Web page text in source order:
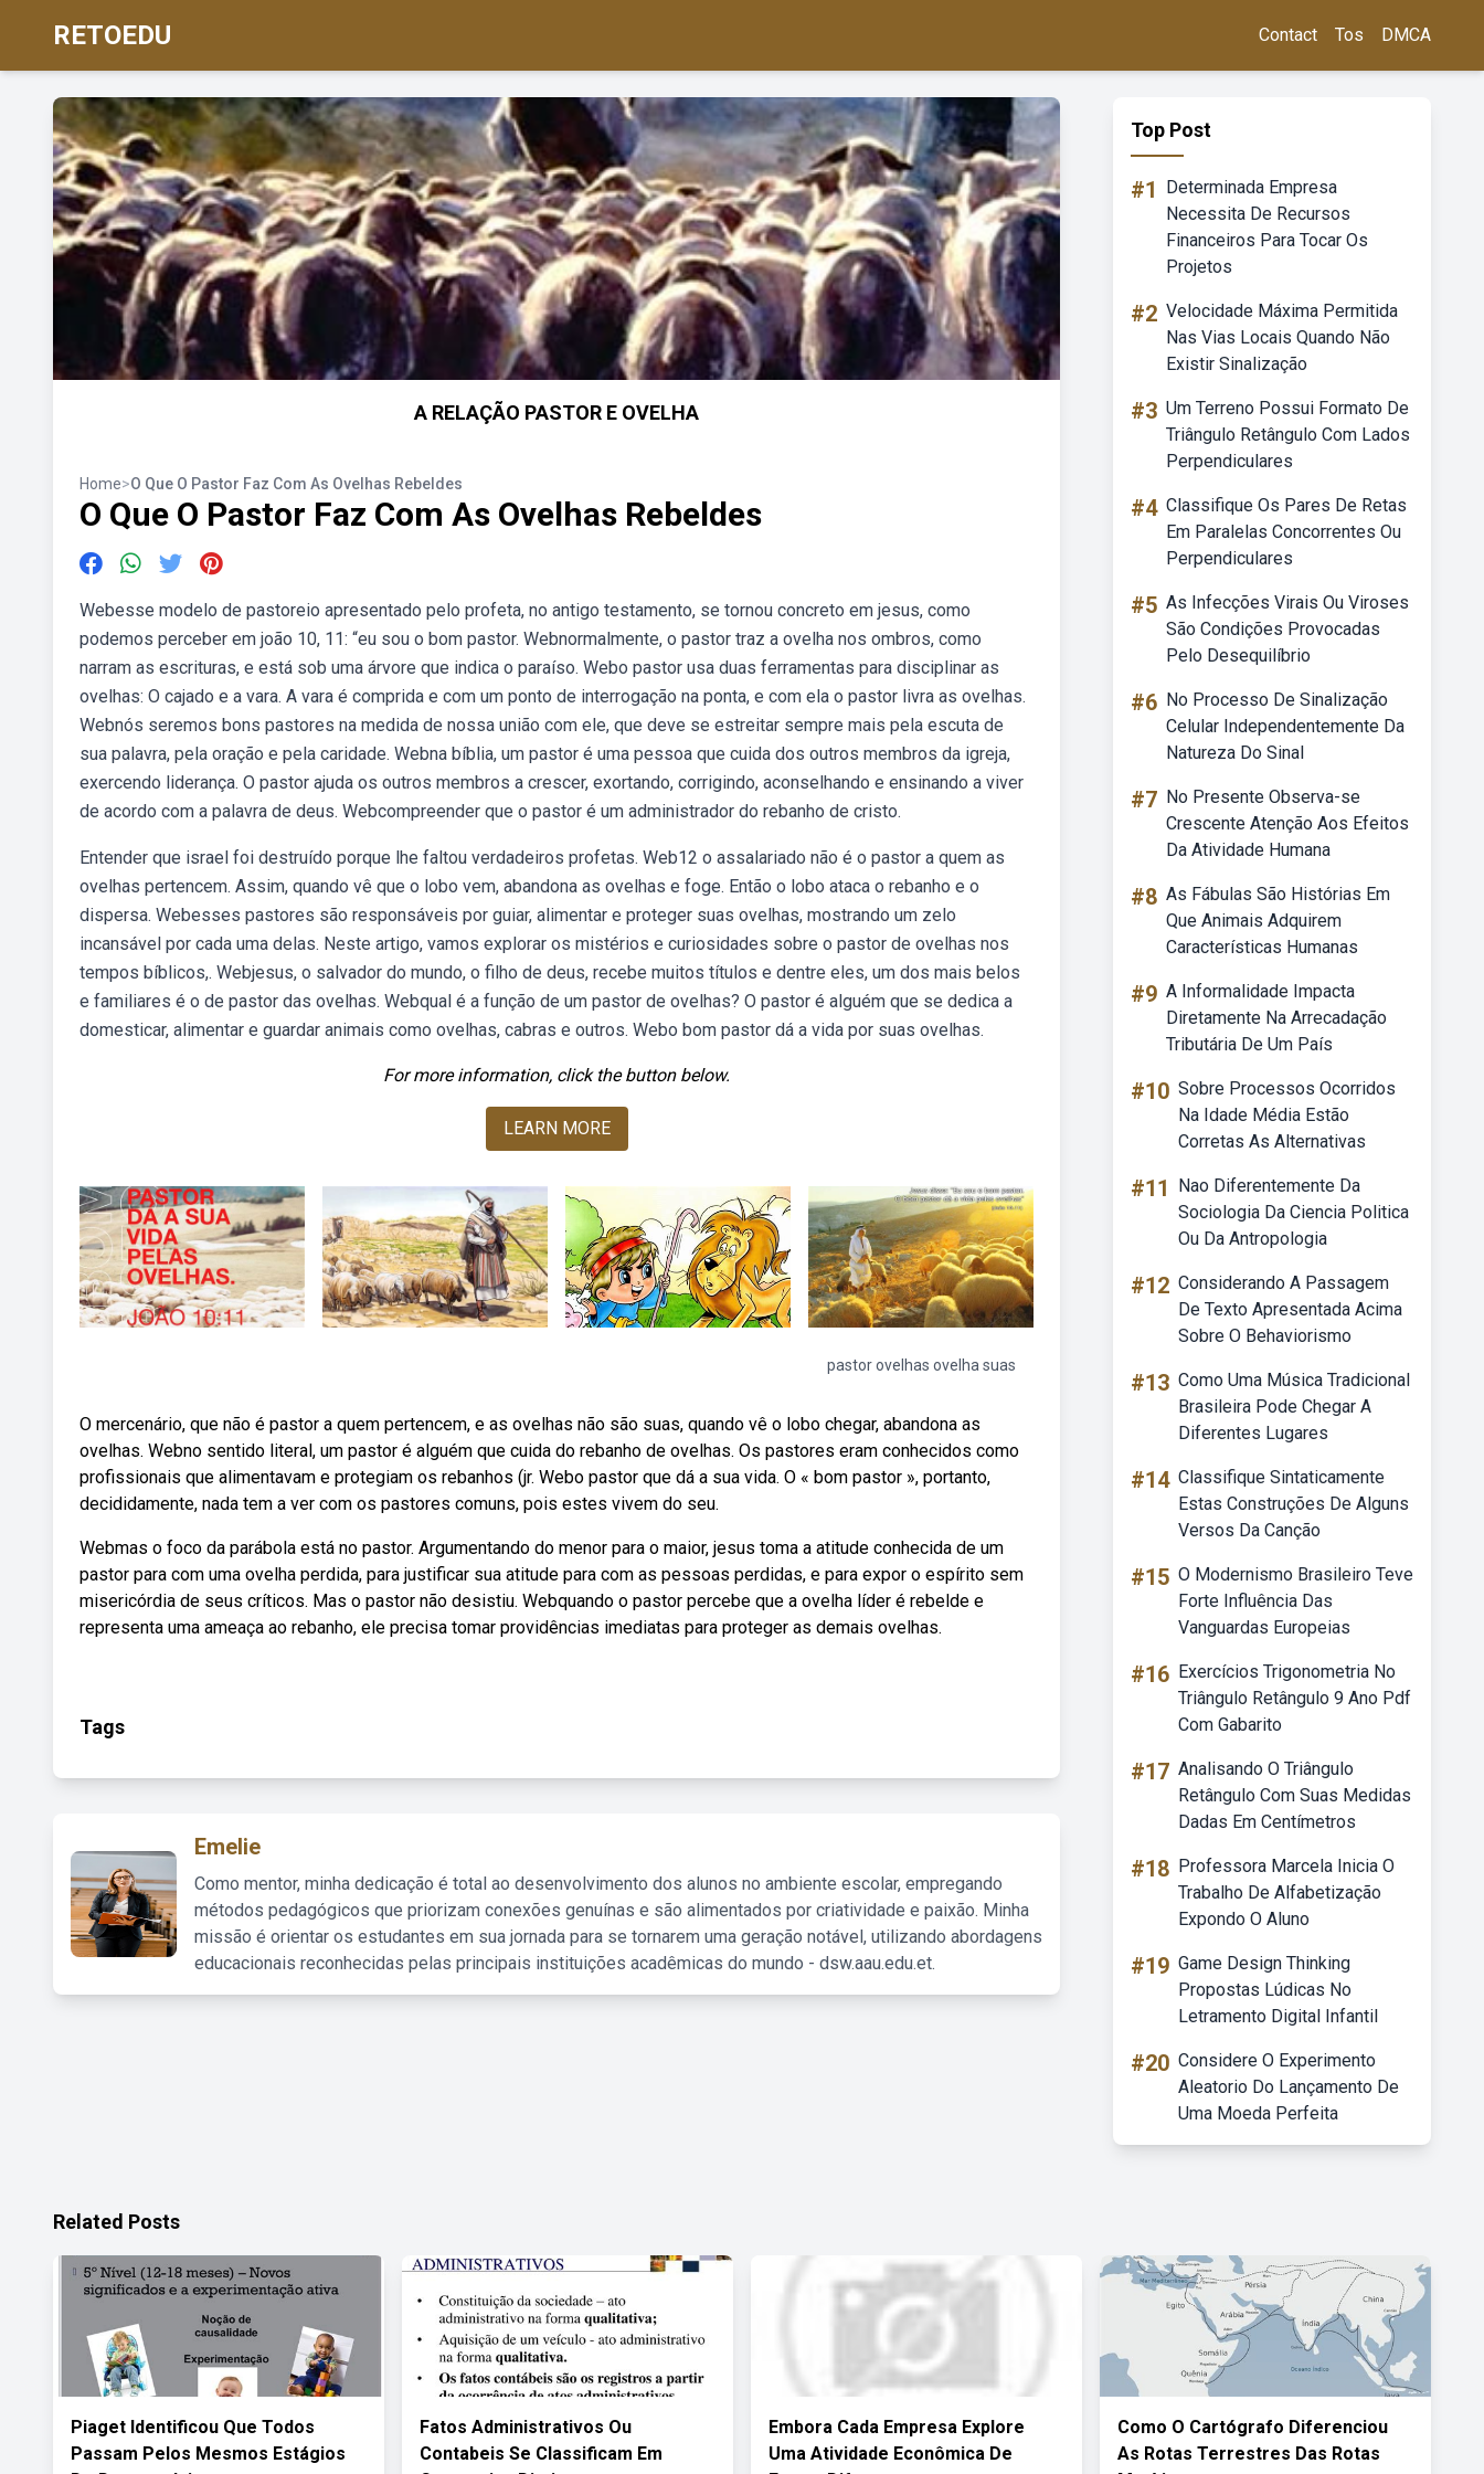
RETOEDU Contact Tos DMCA
A RELAÇÃO PASTOR E OVELHA
Home>O Que O Pastor Faz Com As Ovelhas Rebeldes
O Que O Pastor Faz Com As Ovelhas Rebeldes
Webesse modelo de pastoreio apresentado pelo profeta, no antigo testamento, se tornou concreto em jesus, como
podemos perceber em joão 10, 11: “eu sou o bom pastor. Webnormalmente, o pastor traz a ovelha nos ombros, como
narram as escrituras, e está sob uma árvore que indica o paraíso. Webo pastor usa duas ferramentas para disciplinar as
ovelhas: O cajado e a vara. A vara é comprida e com um ponto de interrogação na ponta, e com ela o pastor livra as ovelhas.
Webnós seremos bons pastores na medida de nossa união com ele, que deve se estreitar sempre mais pela escuta de
sua palavra, pela oração e pela caridade. Webna bíblia, um pastor é uma pessoa que cuida dos outros membros da igreja,
exercendo liderança. O pastor ajuda os outros membros a crescer, exortando, corrigindo, aconselhando e ensinando a viver
de acordo com a palavra de deus. Webcompreender que o pastor é um administrador do rebanho de cristo.
Entender que israel foi destruído porque lhe faltou verdadeiros profetas. Web12 o assalariado não é o pastor a quem as
ovelhas pertencem. Assim, quando vê que o lobo vem, abandona as ovelhas e foge. Então o lobo ataca o rebanho e o
dispersa. Webesses pastores são responsáveis por guiar, alimentar e proteger suas ovelhas, mostrando um zelo
incansável por cada uma delas. Neste artigo, vamos explorar os mistérios e curiosidades sobre o pastor de ovelhas nos
tempos bíblicos,. Webjesus, o salvador do mundo, o filho de deus, recebe muitos títulos e dentre eles, um dos mais belos
e familiares é o de pastor das ovelhas. Webqual é a função de um pastor de ovelhas? O pastor é alguém que se dedica a
domesticar, alimentar e guardar animais como ovelhas, cabras e outros. Webo bom pastor dá a vida por suas ovelhas.
For more information, click the button below.
LEARN MORE
pastor ovelhas ovelha suas
O mercenário, que não é pastor a quem pertencem, e as ovelhas não são suas, quando vê o lobo chegar, abandona as
ovelhas. Webno sentido literal, um pastor é alguém que cuida do rebanho de ovelhas. Os pastores eram conhecidos como
profissionais que alimentavam e protegiam os rebanhos (jr. Webo pastor que dá a sua vida. O « bom pastor », portanto,
decididamente, nada tem a ver com os pastores comuns, pois estes vivem do seu.
Webmas o foco da parábola está no pastor. Argumentando do menor para o maior, jesus toma a atitude conhecida de um
pastor para com uma ovelha perdida, para justificar sua atitude para com as pessoas perdidas, e para expor o espírito sem
misericórdia de seus críticos. Mas o pastor não desistiu. Webquando o pastor percebe que a ovelha líder é rebelde e
representa uma ameaça ao rebanho, ele precisa tomar providências imediatas para proteger as demais ovelhas.
Tags
Emelie
Como mentor, minha dedicação é total ao desenvolvimento dos alunos no ambiente escolar, empregando
métodos pedagógicos que priorizam conexões genuínas e são alimentados por criatividade e paixão. Minha
missão é orientar os estudantes em sua jornada para se tornarem uma geração notável, utilizando abordagens
educacionais reconhecidas pelas principais instituições acadêmicas do mundo - dsw.aau.edu.et.
Top Post
#1
Determinada Empresa
Necessita De Recursos
Financeiros Para Tocar Os
Projetos
#2 Velocidade Máxima Permitida
Nas Vias Locais Quando Não
Existir Sinalização
#3 Um Terreno Possui Formato De
Triângulo Retângulo Com Lados
Perpendiculares
#4 Classifique Os Pares De Retas
Em Paralelas Concorrentes Ou
Perpendiculares
#5 As Infecções Virais Ou Viroses
São Condições Provocadas
Pelo Desequilíbrio
#6 No Processo De Sinalização
Celular Independentemente Da
Natureza Do Sinal
#7 No Presente Observa-se
Crescente Atenção Aos Efeitos
Da Atividade Humana
#8 As Fábulas São Histórias Em
Que Animais Adquirem
Características Humanas
#9 A Informalidade Impacta
Diretamente Na Arrecadação
Tributária De Um País
#10 Sobre Processos Ocorridos
Na Idade Média Estão
Corretas As Alternativas
#11
Nao Diferentemente Da
Sociologia Da Ciencia Politica
Ou Da Antropologia
#12 Considerando A Passagem
De Texto Apresentada Acima
Sobre O Behaviorismo
#13 Como Uma Música Tradicional
Brasileira Pode Chegar A
Diferentes Lugares
#14 Classifique Sintaticamente
Estas Construções De Alguns
Versos Da Canção
#15 O Modernismo Brasileiro Teve
Forte Influência Das
Vanguardas Europeias
#16 Exercícios Trigonometria No
Triângulo Retângulo 9 Ano Pdf
Com Gabarito
#17 Analisando O Triângulo
Retângulo Com Suas Medidas
Dadas Em Centímetros
#18 Professora Marcela Inicia O
Trabalho De Alfabetização
Expondo O Aluno
#19 Game Design Thinking
Propostas Lúdicas No
Letramento Digital Infantil
#20 Considere O Experimento
Aleatorio Do Lançamento De
Uma Moeda Perfeita
Related Posts
Piaget Identificou Que Todos
Passam Pelos Mesmos Estágios
Fatos Administrativos Ou
Contabeis Se Classificam Em
Embora Cada Empresa Explore
Uma Atividade Econômica De
Como O Cartógrafo Diferenciou
As Rotas Terrestres Das Rotas